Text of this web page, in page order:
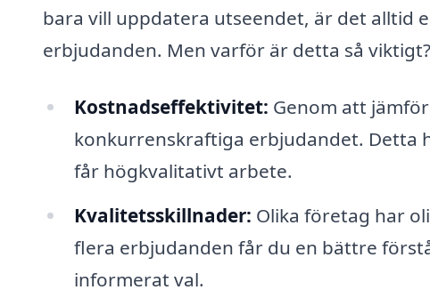
bara vill uppdatera utseendet, är det alltid
erbjudanden. Men varför är detta så
Kostnadseffektivitet: Genom att
konkurrenskraftiga erbjudandet. Detta
får högkvalitativt arbete.
Kvalitetsskillnader: Olika företag har
flera erbjudanden får du en bättre
informerat val.